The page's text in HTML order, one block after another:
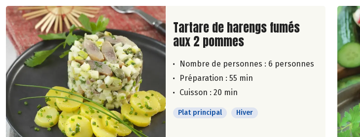
Lire la suite de la recette
Tartare de harengs fumés
aux 2 pommes
Nombre de personnes : 6 personnes
Préparation : 55 min
Cuisson : 20 min
Plat principal Hiver